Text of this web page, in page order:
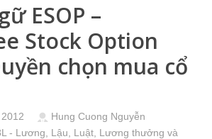
ESOP –
Stock Option
chọn mua cổ
Hung Cuong Nguyễn
- Lương, Lậu, Luật Lương thưởng và